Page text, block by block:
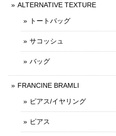
ALTERNATIVE TEXTURE
トートバッグ
サコッシュ
バッグ
FRANCINE BRAMLI
ピアス/イヤリング
ピアス